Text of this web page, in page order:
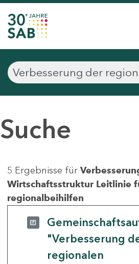
Suche
5 Ergebnisse für
Wirtschaftsstruktur Leitlinie
regionalbeihilfen
"Verbesserung
regionalen